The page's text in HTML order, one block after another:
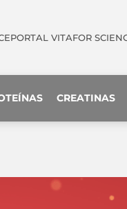
PORTAL VITAFOR
CREATINAS